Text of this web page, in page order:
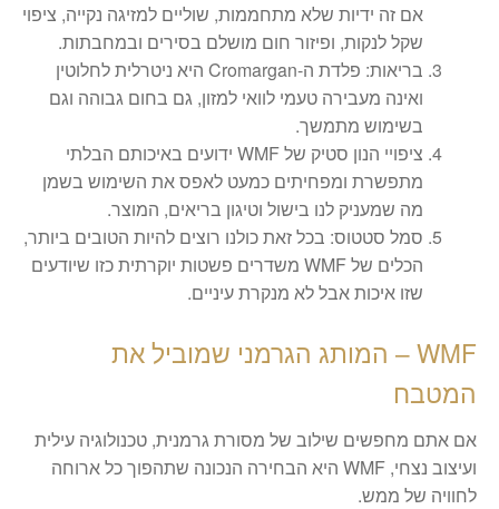
אם זה ידיות שלא מתחממות, שוליים למזיגה נקייה, ציפוי
שקל לנקות, ופיזור חום מושלם בסירים ובמחבתות.
​בריאות: פלדת ה-Cromargan היא ניטרלית לחלוטין
ואינה מעבירה טעמי לוואי למזון, גם בחום גבוהה וגם
בשימוש מתמשך.
ציפויי הנון סטיק של WMF ידועים באיכותם הבלתי
מתפשרת ומפחיתים כמעט לאפס את השימוש בשמן
מה שמעניק לנו בישול וטיגון בריאים, המוצר.
סמל סטטוס: בכל זאת כולנו רוצים להיות הטובים ביותר,
הכלים של WMF משדרים פשטות יוקרתית כזו שיודעים
שזו איכות אבל לא מנקרת עיניים.
​WMF – המותג הגרמני שמוביל את
המטבח
אם אתם מחפשים שילוב של מסורת גרמנית, טכנולוגיה עילית
ועיצוב נצחי, WMF היא הבחירה הנכונה שתהפוך כל ארוחה
לחוויה של ממש.